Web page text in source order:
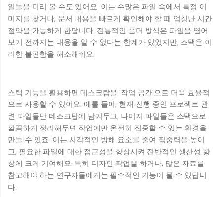
일들을 미리 볼 수도 있어요. 이는 수많은 파일 속에서 특정 이
미지를 찾거나, 문서 내용을 빠르게 확인해야 할 때 엄청난 시간
절약을 가능하게 한답니다. 전통적인 폴더 방식은 파일을 열어
보기 전까지는 내용을 알 수 없다는 한계가 있었지만, 스택은 이
러한 불편함을 해소해줘요.
스택 기능을 활용하면 데스크탑을 '작업 공간'으로 더욱 효율적
으로 사용할 수 있어요. 예를 들어, 현재 진행 중인 프로젝트 관
련 파일들만 데스크탑에 남겨두고, 나머지 파일들은 스택으로
깔끔하게 정리해두면 작업에만 온전히 집중할 수 있는 환경을
만들 수 있죠. 이는 시각적인 방해 요소를 줄여 집중력을 높이
고, 필요한 파일에 대한 접근성을 향상시켜 전반적인 생산성 향
상에 크게 기여해요. 특히 디자인 작업을 하거나, 많은 자료를
참고해야 하는 연구자들에게는 필수적인 기능이 될 수 있답니
다.